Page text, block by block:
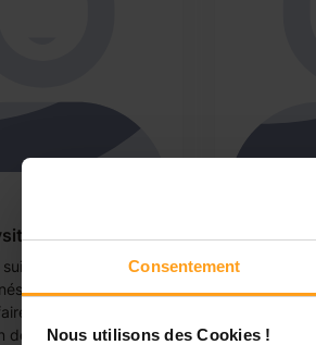
Consentement
Nous utilisons des Cookies !
disponible
suis actuellement en
et je
du babysitting. Je
de passer mon Bafa
aux
Bonjour je